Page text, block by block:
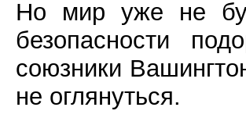
Но мир уже не
безопасности
союзники
не оглянуться.